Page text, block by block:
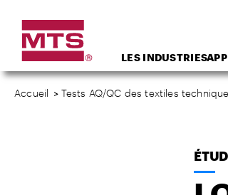
LES INDUSTRIES
Accueil > Tests AQ/QC des textiles